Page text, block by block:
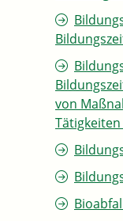
von